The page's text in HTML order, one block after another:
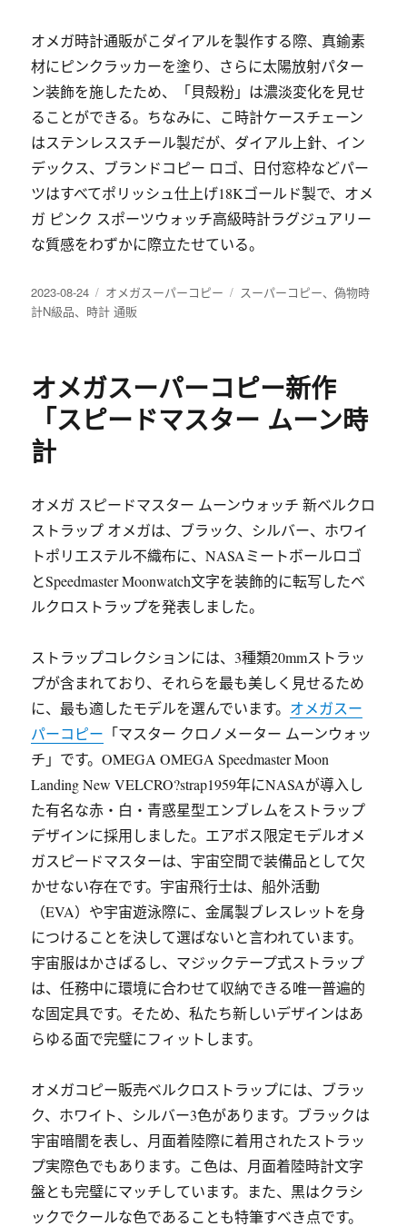
オメガ時計通販がこダイアルを製作する際、真鍮素
材にピンクラッカーを塗り、さらに太陽放射パター
ン装飾を施したため、「貝殻粉」は濃淡変化を見せ
ることができる。ちなみに、こ時計ケースチェーン
はステンレススチール製だが、ダイアル上針、イン
デックス、ブランドコピー ロゴ、日付窓枠などパー
ツはすべてポリッシュ仕上げ18Kゴールド製で、オメ
ガ ピンク スポーツウォッチ高級時計ラグジュアリー
な質感をわずかに際立たせている。
发
布
2023-08-24
分
类
オメガスーパーコピー
标
スーパーコピー、偽物時
計N級品、 時計 通販
オメガスーパーコピー新作
「スピードマスター ムーン時
計
オメガ スピードマスター ムーンウォッチ 新ベルクロ
ストラップ オメガは、ブラック、シルバー、ホワイ
トポリエステル不織布に、NASAミートボールロゴ
とSpeedmaster Moonwatch文字を装飾的に転写したベ
ルクロストラップを発表しました。
ストラップコレクションには、3種類20mmストラッ
プが含まれており、それらを最も美しく見せるため
に、最も適したモデルを選んでいます。 オメガスー
パーコピー 「マスター クロノメーター ムーンウォッ
チ」です。OMEGA OMEGA Speedmaster Moon
Landing New VELCRO?strap1959年にNASAが導入し
た有名な赤・白・青惑星型エンブレムをストラップ
デザインに採用しました。エアボス限定モデルオメ
ガスピードマスターは、宇宙空間で装備品として欠
かせない存在です。宇宙飛行士は、船外活動
（EVA）や宇宙遊泳際に、金属製ブレスレットを身
につけることを決して選ばないと言われています。
宇宙服はかさばるし、マジックテープ式ストラップ
は、任務中に環境に合わせて収納できる唯一普遍的
な固定具です。そため、私たち新しいデザインはあ
らゆる面で完璧にフィットします。
オメガコピー販売ベルクロストラップには、ブラッ
ク、ホワイト、シルバー3色があります。ブラックは
宇宙暗闇を表し、月面着陸際に着用されたストラッ
プ実際色でもあります。こ色は、月面着陸時計文字
盤とも完璧にマッチしています。また、黒はクラシ
ックでクールな色であることも特筆すべき点です。